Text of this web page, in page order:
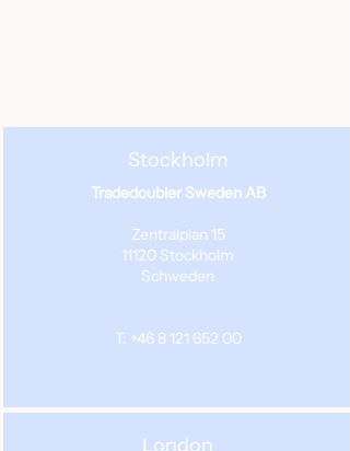
Stockholm
Tradedoubler Sweden AB
Zentralplan 15
11120 Stockholm
Schweden
T: +46 8 121 652 00
London